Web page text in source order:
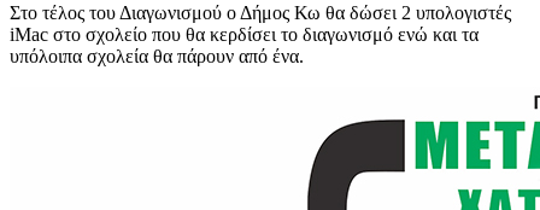
Στο τέλος του Διαγωνισμού ο Δήμος Κω θα δώσει 2 υπολογιστές
iMac στο σχολείο που θα κερδίσει το διαγωνισμό ενώ και τα
υπόλοιπα σχολεία θα πάρουν από ένα.